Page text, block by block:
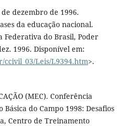
dezembro de 1996.
da educação nacional.
Federativa do Brasil, Poder
1996. Disponível em:
Leis/L9394.htm>.
(MEC). Conferência
do Campo 1998: Desafios
Centro de Treinamento